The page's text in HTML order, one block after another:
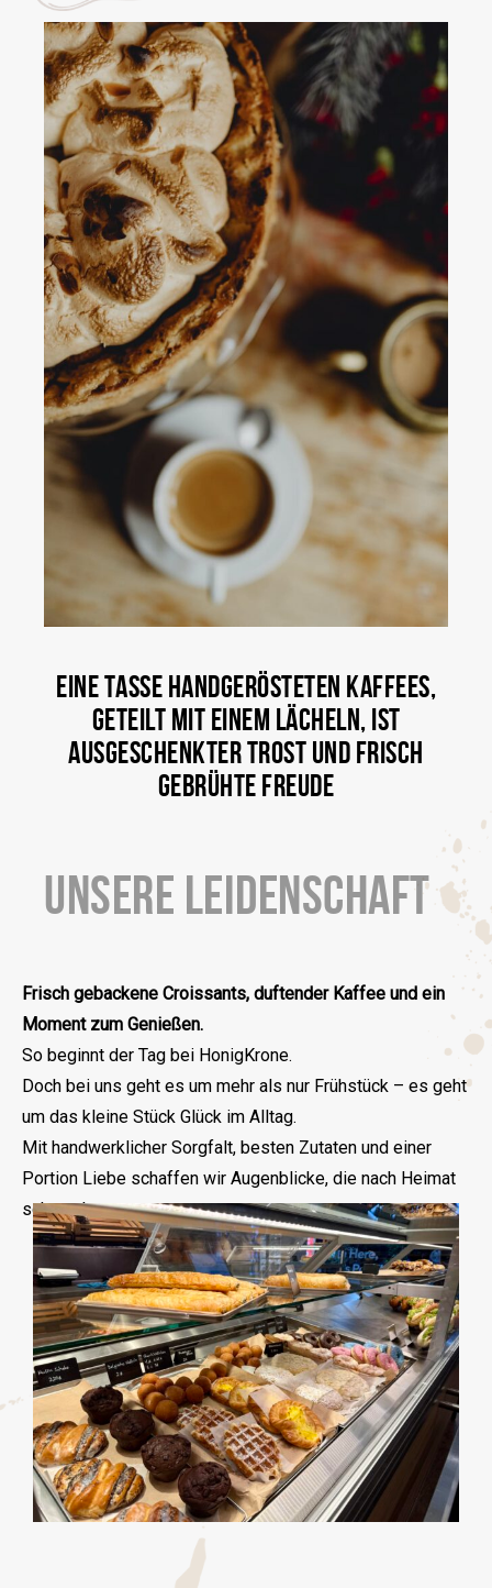
EINE TASSE HANDGERÖSTETEN KAFFEES,
GETEILT MIT EINEM LÄCHELN, IST
AUSGESCHENKTER TROST UND FRISCH
GEBRÜHTE FREUDE
UNSERE LEIDENSCHAFT
Frisch gebackene Croissants, duftender Kaffee und ein
Moment zum Genießen.
So beginnt der Tag bei HonigKrone.
Doch bei uns geht es um mehr als nur Frühstück – es geht
um das kleine Stück Glück im Alltag.
Mit handwerklicher Sorgfalt, besten Zutaten und einer
Portion Liebe schaffen wir Augenblicke, die nach Heimat
schmecken.